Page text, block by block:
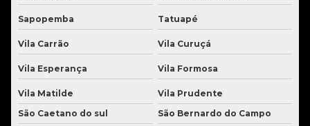
Sapopemba Tatuapé
Vila Carrão Vila Curuçá
Vila Esperança Vila Formosa
Vila Matilde
Vila Prudente
São Caetano do sul
São Bernardo do Campo